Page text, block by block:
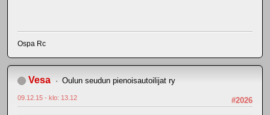
Ospa Rc
Vesa Oulun seudun pienoisautoilijat ry
#2026
09.12.15 - klo: 13.12